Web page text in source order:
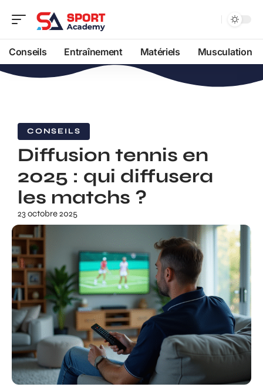
Conseils Entraînement Matériels Musculation
CONSEILS
Diffusion tennis en
2025 : qui diffusera
les matchs ?
23 octobre 2025